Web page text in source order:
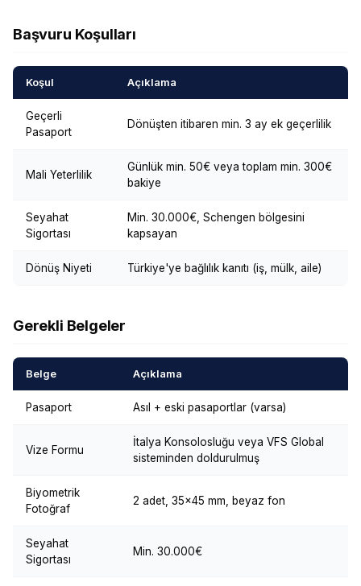
Başvuru Koşulları
Koşul Açıklama
Geçerli
Pasaport
Dönüşten itibaren min. 3 ay ek geçerlilik
Mali Yeterlilik
Günlük min. 50€ veya toplam min. 300€
bakiye
Seyahat
Sigortası
Min. 30.000€, Schengen bölgesini
kapsayan
Dönüş Niyeti Türkiye'ye bağlılık kanıtı (iş, mülk, aile)
Gerekli Belgeler
Belge Açıklama
Pasaport Asıl + eski pasaportlar (varsa)
Vize Formu
İtalya Konsolosluğu veya VFS Global
sisteminden doldurulmuş
Biyometrik
Fotoğraf
2 adet, 35×45 mm, beyaz fon
Seyahat
Sigortası
Min. 30.000€